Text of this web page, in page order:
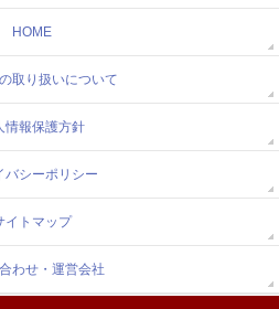
HOME
取り扱いについて
情報保護方針
バシーポリシー
イトマップ
わせ・運営会社